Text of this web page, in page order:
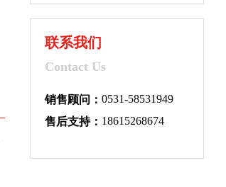
联系我们
Contact Us
销售顾问： 0531-58531949
售后支持： 18615268674